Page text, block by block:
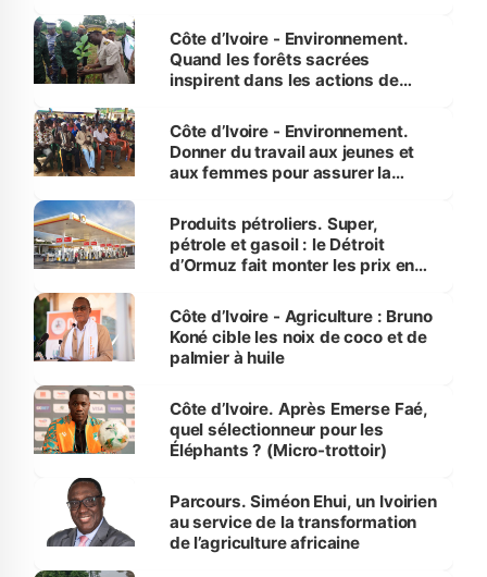
Côte d’Ivoire - Environnement.
Quand les forêts sacrées
inspirent dans les actions de
Côte d’Ivoire - Environnement.
Donner du travail aux jeunes et
aux femmes pour assurer la
menacées
Produits pétroliers. Super,
pétrole et gasoil : le Détroit
d’Ormuz fait monter les prix en
Côte d’Ivoire - Agriculture : Bruno
Koné cible les noix de coco et de
palmier à huile
Côte d’Ivoire. Après Emerse Faé,
quel sélectionneur pour les
Éléphants ? (Micro-trottoir)
Parcours. Siméon Ehui, un Ivoirien
au service de la transformation
de l’agriculture africaine